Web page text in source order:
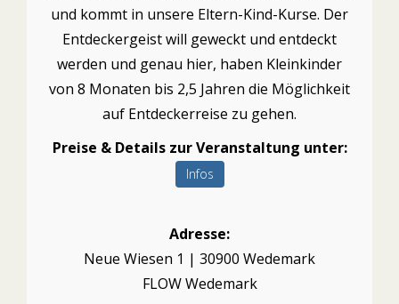
und kommt in unsere Eltern-Kind-Kurse. Der
Entdeckergeist will geweckt und entdeckt
werden und genau hier, haben Kleinkinder
von 8 Monaten bis 2,5 Jahren die Möglichkeit
auf Entdeckerreise zu gehen.
Preise & Details zur Veranstaltung unter:
Infos
Adresse:
Neue Wiesen 1 | 30900 Wedemark
FLOW Wedemark